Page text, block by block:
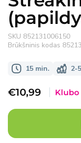
SKU 852131006150
Brūkšninis kodas
15 min. 2-5
Išpardavimo
€10,99 Klubo